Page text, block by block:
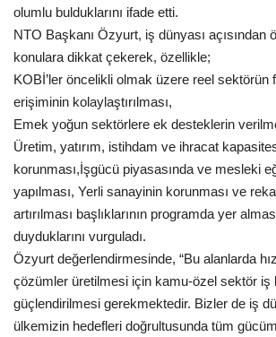
olumlu bulduklarını ifade etti.
NTO Başkanı Özyurt, iş dünyası açısından
konulara dikkat çekerek, özellikle;
KOBİ’ler öncelikli olmak üzere reel sektörün
erişiminin kolaylaştırılması,
Emek yoğun sektörlere ek desteklerin
Üretim, yatırım, istihdam ve ihracat
korunması,İşgücü piyasasında ve mesleki
yapılması, Yerli sanayinin korunması ve
artırılması başlıklarının programda yer
duyduklarını vurguladı.
Özyurt değerlendirmesinde, “Bu alanlarda
çözümler üretilmesi için kamu-özel sektör iş
güçlendirilmesi gerekmektedir. Bizler de iş
ülkemizin hedefleri doğrultusunda tüm